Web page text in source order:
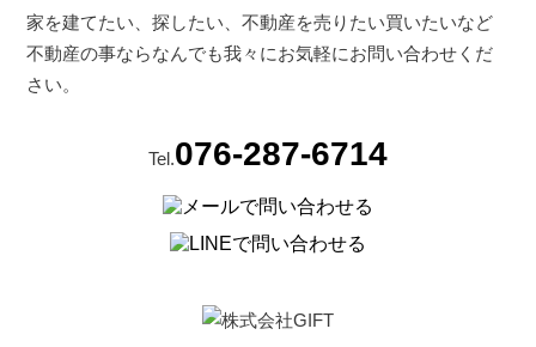
家を建てたい、探したい、不動産を売りたい買いたいなど
不動産の事ならなんでも我々にお気軽にお問い合わせくだ
さい。
Tel.076-287-6714